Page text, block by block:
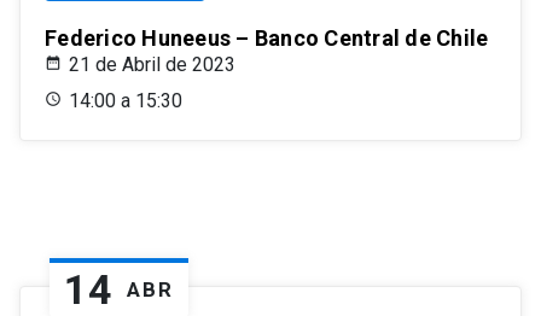
Federico Huneeus – Banco Central de Chile
21 de Abril de 2023
14:00 a 15:30
14 ABR